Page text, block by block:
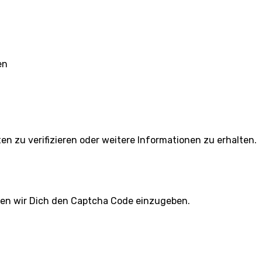
zu verifizieren oder weitere Informationen zu erhalten.
wir Dich den Captcha Code einzugeben.